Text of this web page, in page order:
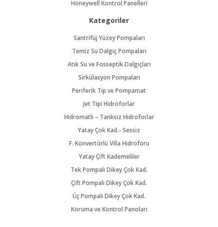
Honeywell Kontrol Panelleri
Kategoriler
Santrifüj Yüzey Pompaları
Temiz Su Dalgıç Pompaları
Atık Su ve Fosseptik Dalgıçları
Sirkülasyon Pompaları
Periferik Tip ve Pompamat
Jet Tipi Hidroforlar
Hidromatlı – Tanksız Hidroforlar
Yatay Çok Kad.- Sessiz
F. Konvertörlü Villa Hidroforu
Yatay Çift Kademeliler
Tek Pompalı Dikey Çok Kad.
Çift Pompalı Dikey Çok Kad.
Üç Pompalı Dikey Çok Kad.
Koruma ve Kontrol Panoları